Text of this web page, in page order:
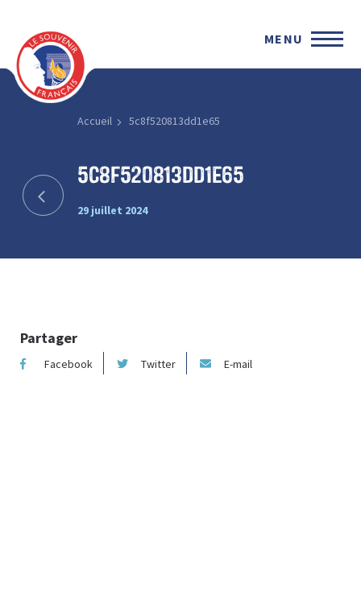
MENU
Accueil 5c8f520813dd1e65
5c8f520813dd1e65
29 juillet 2024
Partager
Facebook Twitter E-mail